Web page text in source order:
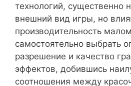
технологий, существенно
внешний вид игры, но
производительность
самостоятельно выбрать
разрешение и качество
эффектов, добившись
соотношения между